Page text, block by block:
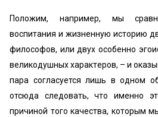
Положим, например, мы
воспитания и жизненную историю
философов, или двух особенно
великодушных характepoв, – и
пара согласуется лишь в одном
отсюда следовать, что именно
причиной того качества, которым